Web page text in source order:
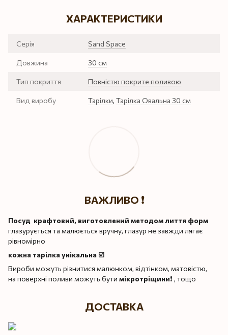
ХАРАКТЕРИСТИКИ
Серія Sand Space
Довжина 30 см
Тип покриття Повністю покрите поливою
Вид виробу Тарілки, Тарілка Овальна 30 см
ВАЖЛИВО ❗️
Посуд крафтовий, виготовлений методом лиття форм
глазурується та малюється вручну, глазур не завжди лягає
рівномірно
кожна тарілка унікальна ☑️
Вироби можуть різнитися малюнком, відтінком, матовістю,
на поверхні поливи можуть бути мікротріщини❗️ , тощо
ДОСТАВКА